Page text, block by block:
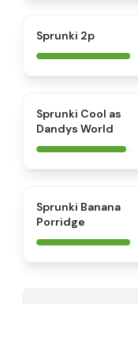
Sprunki 2p
Sprunki Cool as
Dandys World
Sprunki Banana
Porridge